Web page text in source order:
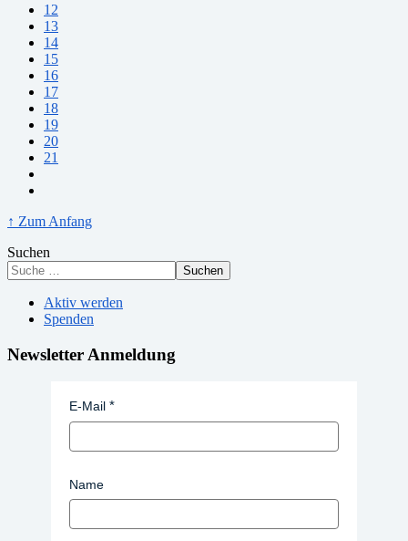
12
13
14
15
16
17
18
19
20
21
↑ Zum Anfang
Suchen
Suchen
Aktiv werden
Spenden
Newsletter Anmeldung
E-Mail
Name